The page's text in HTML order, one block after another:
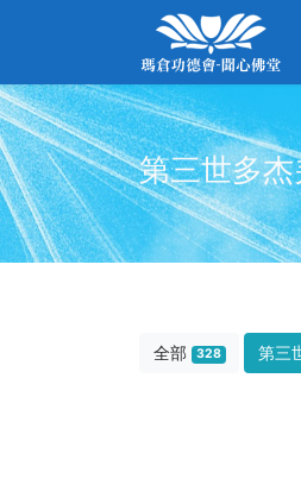
第三世多
全部 328 第三